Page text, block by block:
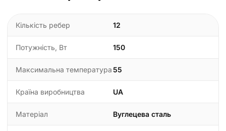
Кількість ребер 12
Потужність, Вт 150
Максимальна температура55
Країна виробництва UA
Матеріал Вуглецева сталь